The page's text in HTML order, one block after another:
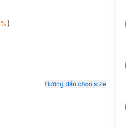
%)
Hướng dẫn chọn size